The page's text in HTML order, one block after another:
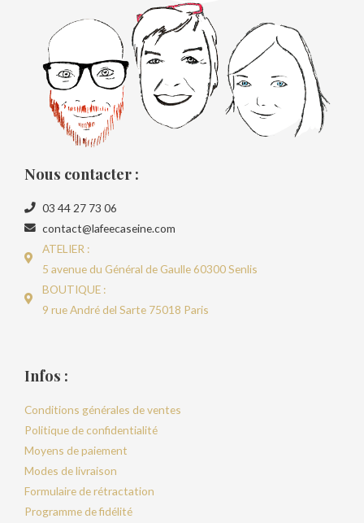
Nous contacter :
03 44 27 73 06
contact@lafeecaseine.com
ATELIER :
5 avenue du Général de Gaulle 60300 Senlis
BOUTIQUE :
9 rue André del Sarte 75018 Paris
Infos :
Conditions générales de ventes
Politique de confidentialité
Moyens de paiement
Modes de livraison
Formulaire de rétractation
Programme de fidélité